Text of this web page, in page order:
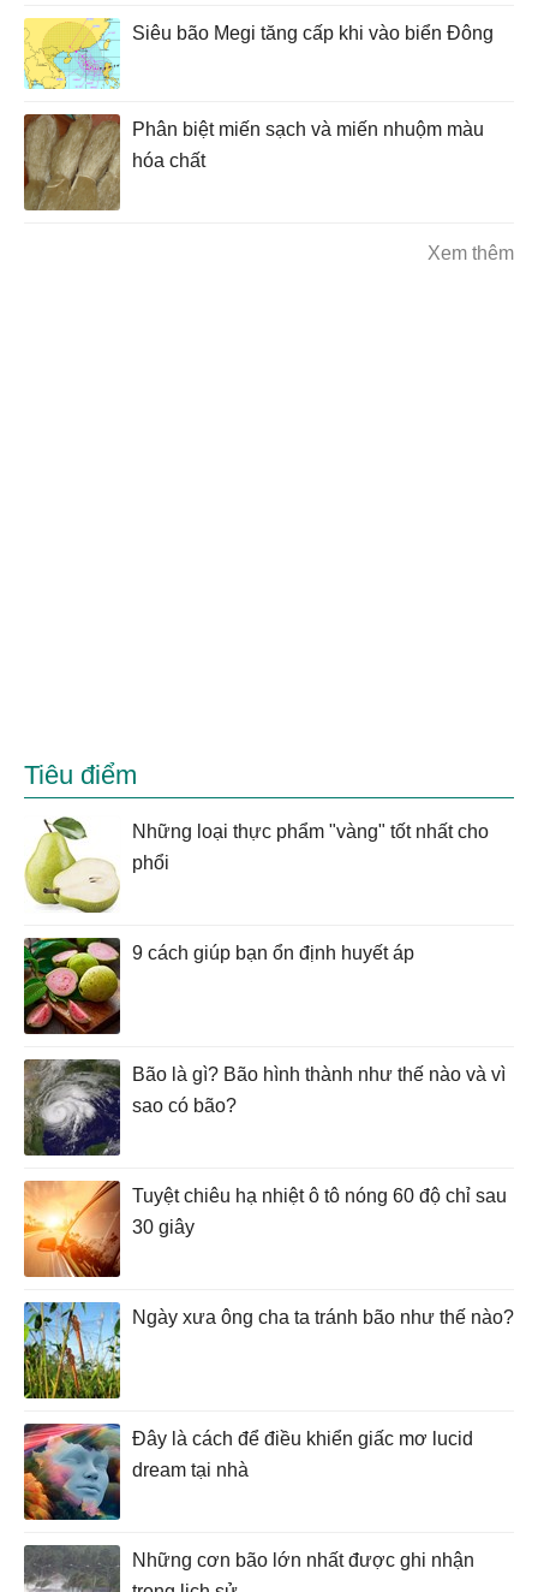
Siêu bão Megi tăng cấp khi vào biển Đông
Phân biệt miến sạch và miến nhuộm màu
hóa chất
Xem thêm
Tiêu điểm
Những loại thực phẩm "vàng" tốt nhất cho
phổi
9 cách giúp bạn ổn định huyết áp
Bão là gì? Bão hình thành như thế nào và vì
sao có bão?
Tuyệt chiêu hạ nhiệt ô tô nóng 60 độ chỉ sau
30 giây
Ngày xưa ông cha ta tránh bão như thế nào?
Đây là cách để điều khiển giấc mơ lucid
dream tại nhà
Những cơn bão lớn nhất được ghi nhận